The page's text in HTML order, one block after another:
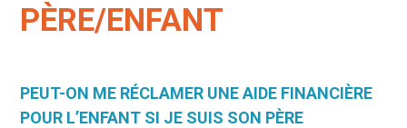
PÈRE/ENFANT
PEUT-ON ME RÉCLAMER UNE AIDE FINANCIÈRE
POUR L’ENFANT SI JE SUIS SON PÈRE